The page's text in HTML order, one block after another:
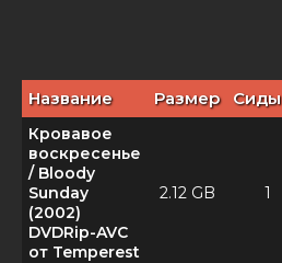
Название Размер Сиды
Кровавое
воскресенье
/ Bloody
Sunday
(2002)
DVDRip-AVC
от Temperest
2.12 GB 1